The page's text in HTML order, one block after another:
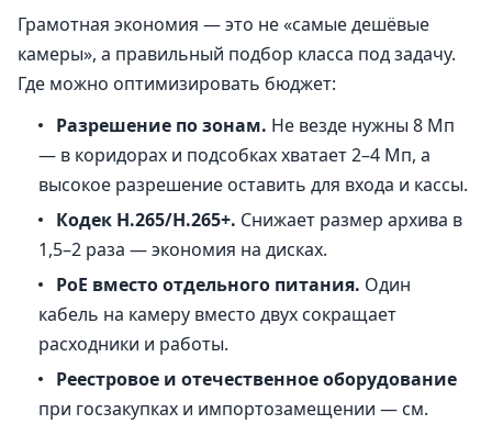
Грамотная экономия — это не «самые дешёвые
камеры», а правильный подбор класса под задачу.
Где можно оптимизировать бюджет:
Разрешение по зонам. Не везде нужны 8 Мп
— в коридорах и подсобках хватает 2–4 Мп, а
высокое разрешение оставить для входа и кассы.
Кодек H.265/H.265+. Снижает размер архива в
1,5–2 раза — экономия на дисках.
PoE вместо отдельного питания. Один
кабель на камеру вместо двух сокращает
расходники и работы.
Реестровое и отечественное оборудование
при госзакупках и импортозамещении — см.